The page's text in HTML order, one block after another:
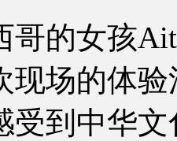
女孩
现场的体
受到中华